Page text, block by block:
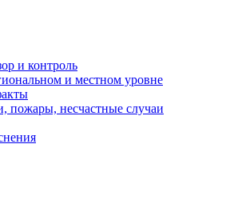
и контроль
и местном уровне
пожары, несчастные случаи